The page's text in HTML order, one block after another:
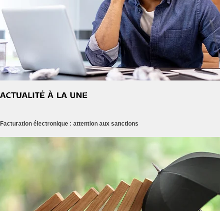
Facturation électronique : attention aux sanctions